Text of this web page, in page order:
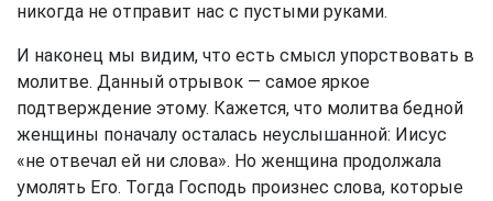
никогда не отправит нас с пустыми руками.
И наконец мы видим, что есть смысл упорствовать в
молитве. Данный отрывок — самое яркое
подтверждение этому. Кажется, что молитва бедной
женщины поначалу осталась неуслышанной: Иисус
«не отвечал ей ни слова». Но женщина продолжала
умолять Его. Тогда Господь произнес слова, которые